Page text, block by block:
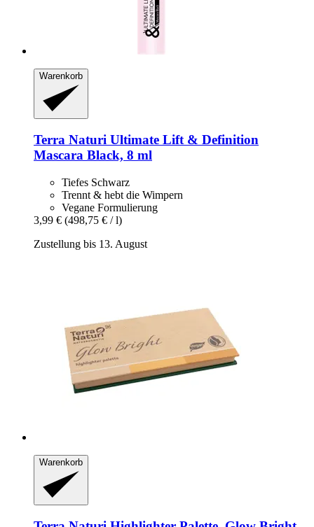
Warenkorb
Terra Naturi Ultimate Lift & Definition
Mascara Black, 8 ml
Tiefes Schwarz
Trennt & hebt die Wimpern
Vegane Formulierung
3,99 € (498,75 € / l)
Zustellung bis 13. August
Warenkorb